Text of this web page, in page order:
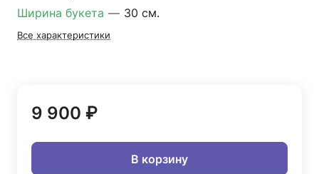
Ширина букета — 30 см.
Все характеристики
9 900 ₽
В корзину